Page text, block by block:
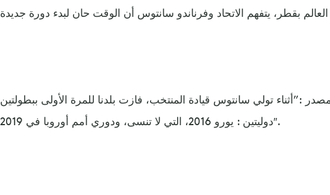
:”أثناء تولي سانتوس قيادة المنتخب، فازت بلدنا للمرة الأولى ببطولتين
دوليتين : يورو 2016، التي لا تنسى، ودوري أمم أوروبا في 2019″.